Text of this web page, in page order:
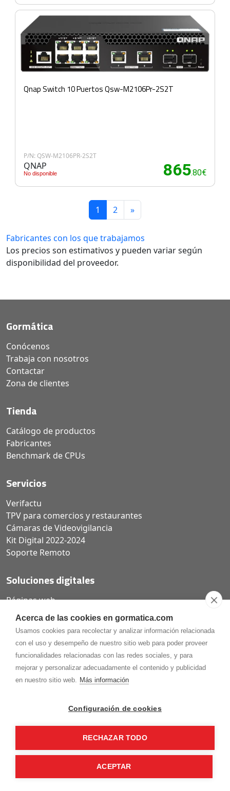
Acerca de las cookies en gormatica.com
Usamos cookies para recolectar y analizar información relacionada
con el uso y desempeño de nuestro sitio web para poder proveer
funcionalidades relacionadas con las redes sociales, y para
mejorar y personalizar adecuadamente el contenido y publicidad
en nuestro sitio web. Más información
Configuración de cookies
RECHAZAR TODO
ACEPTAR
Qnap Switch 10 Puertos Qsw-M2106Pr-2S2T
P/N: QSW-M2106PR-2S2T
QNAP
No disponible 865.80€
1 2 »
Fabricantes con los que trabajamos
Los precios son estimativos y pueden variar según
disponibilidad del proveedor.
Gormática
Conócenos
Trabaja con nosotros
Contactar
Zona de clientes
Tienda
Catálogo de productos
Fabricantes
Benchmark de CPUs
Servicios
Verifactu
TPV para comercios y restaurantes
Cámaras de Videovigilancia
Kit Digital 2022-2024
Soporte Remoto
Soluciones digitales
Páginas web
Tiendas online
975.368.262
¡Síguenos en nuestras redes!